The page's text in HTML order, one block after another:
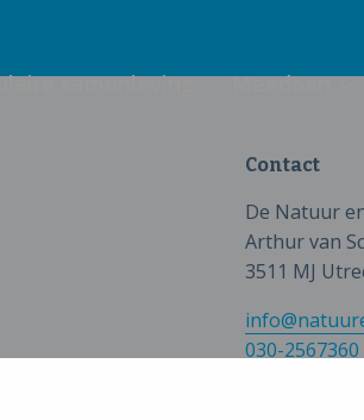
samenleving Meedoen
Contact
De Natuur
Arthur van
3511 MJ
030-2567360